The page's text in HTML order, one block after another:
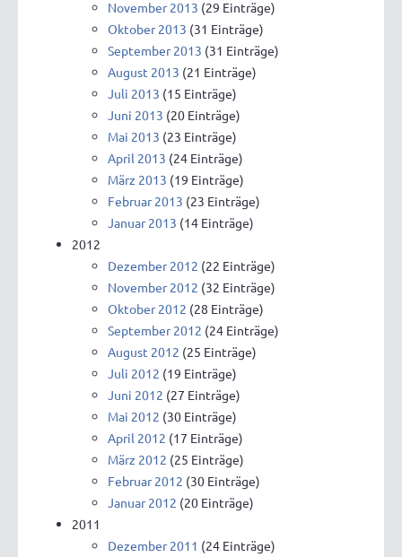
November 2013 (29 Einträge)
Oktober 2013 (31 Einträge)
September 2013 (31 Einträge)
August 2013 (21 Einträge)
Juli 2013 (15 Einträge)
Juni 2013 (20 Einträge)
Mai 2013 (23 Einträge)
April 2013 (24 Einträge)
März 2013 (19 Einträge)
Februar 2013 (23 Einträge)
Januar 2013 (14 Einträge)
2012
Dezember 2012 (22 Einträge)
November 2012 (32 Einträge)
Oktober 2012 (28 Einträge)
September 2012 (24 Einträge)
August 2012 (25 Einträge)
Juli 2012 (19 Einträge)
Juni 2012 (27 Einträge)
Mai 2012 (30 Einträge)
April 2012 (17 Einträge)
März 2012 (25 Einträge)
Februar 2012 (30 Einträge)
Januar 2012 (20 Einträge)
2011
Dezember 2011 (24 Einträge)